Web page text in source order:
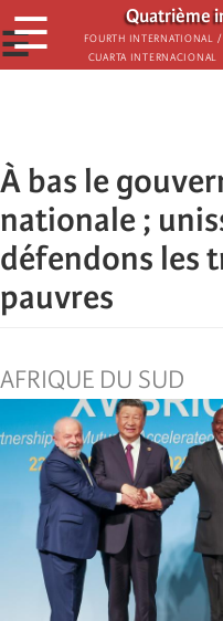
Aller
au
contenu
Quatrième
Fourth International /
Cuarta Internacional
☰
☰
À bas le
nationale ;
défendons les
pauvres
AFRIQUE DU SUD